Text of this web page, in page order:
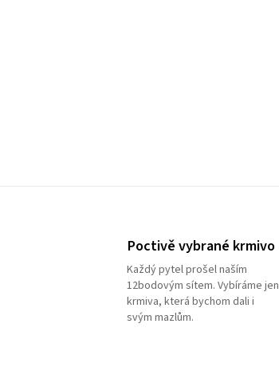
Poctivě vybrané krmivo
Každý pytel prošel naším
12bodovým sítem. Vybíráme jen
krmiva, která bychom dali i
svým mazlům.